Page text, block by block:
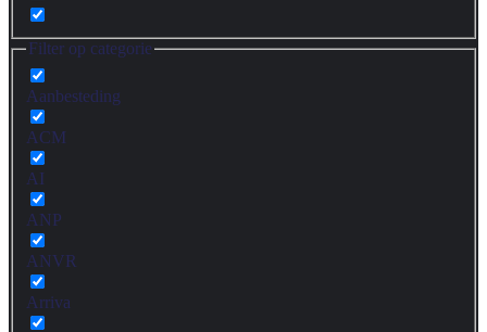
Filter op categorie
Aanbesteding
ACM
AI
ANP
ANVR
Arriva